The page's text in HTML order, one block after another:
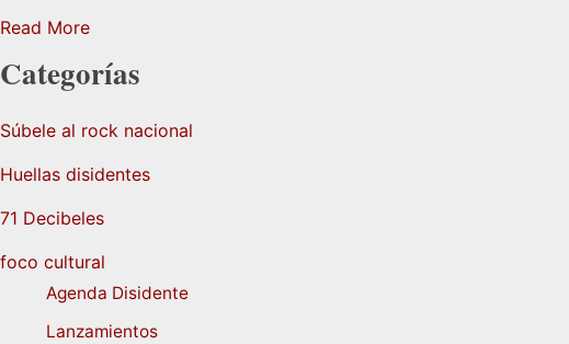
Read More
Categorías
Súbele al rock nacional
Huellas disidentes
71 Decibeles
foco cultural
Agenda Disidente
Lanzamientos